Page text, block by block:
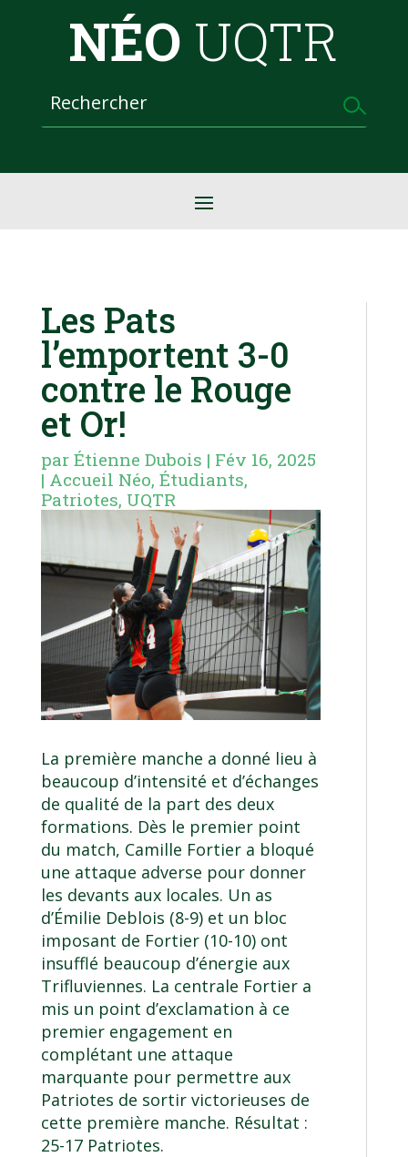
NÉO UQTR
Les Pats
l’emportent 3-0
contre le Rouge
et Or!
par Étienne Dubois | Fév 16, 2025
| Accueil Néo, Étudiants,
Patriotes, UQTR
La première manche a donné lieu à
beaucoup d’intensité et d’échanges
de qualité de la part des deux
formations. Dès le premier point
du match, Camille Fortier a bloqué
une attaque adverse pour donner
les devants aux locales. Un as
d’Émilie Deblois (8-9) et un bloc
imposant de Fortier (10-10) ont
insufflé beaucoup d’énergie aux
Trifluviennes. La centrale Fortier a
mis un point d’exclamation à ce
premier engagement en
complétant une attaque
marquante pour permettre aux
Patriotes de sortir victorieuses de
cette première manche. Résultat :
25-17 Patriotes.